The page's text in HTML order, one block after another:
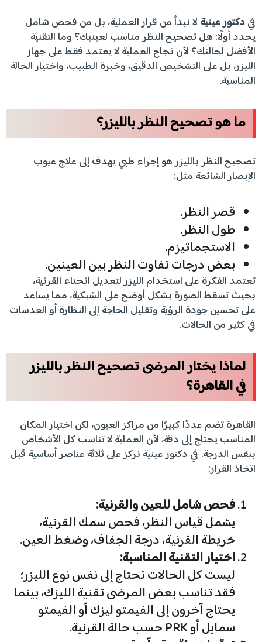
فيدكتور عينية لا نبدأ من قرار العملية، بل من فحص شامل
يحدد أولًا: هل تصحيح النظر مناسب لعينيك؟ وما التقنية
الأفضل لحالتك؟ لأن نجاح العملية لا يعتمد فقط على جهاز
الليزر، بل على التشخيص الدقيق، وخبرة الطبيب، واختيار الحالة
المناسبة.
ما هو تصحيح النظر بالليزر؟
تصحيح النظر بالليزر هو إجراء طبي يهدف إلى علاج عيوب
الإبصار الشائعة مثل:
قصر النظر.
طول النظر.
الاستجماتيزم.
بعض درجات تفاوت النظر بين العينين.
تعتمد الفكرة على استخدام الليزر لتعديل انحناء القرنية،
بحيث تسقط الصورة بشكل أوضح على الشبكية، مما يساعد
على تحسين جودة الرؤية وتقليل الحاجة إلى النظارة أو العدسات
في كثير من الحالات.
لماذا يختار المرضى تصحيح النظر بالليزر
في القاهرة؟
القاهرة تضم عددًا كبيرًا من مراكز العيون، لكن اختيار المكان
المناسب يحتاج إلى دقة، لأن العملية لا تناسب كل الأشخاص
بنفس الدرجة. في دكتور عينية نركز على ثلاثة عناصر أساسية قبل
اتخاذ القرار:
فحص شامل للعين والقرنية:
يشمل قياس النظر، فحص سمك القرنية،
خريطة القرنية، درجة الجفاف، وضغط العين.
اختيار التقنية المناسبة:
ليست كل الحالات تحتاج إلى نفس نوع الليزر؛
فقد تناسب بعض المرضى تقنية الليزك، بينما
يحتاج آخرون إلى الفيمتو ليزك أو الفيمتو
سمايل أو PRK حسب حالة القرنية.